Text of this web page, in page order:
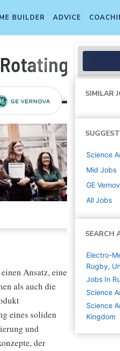
BUILDER ADVICE
Ansatz, eine
als auch die
eines soliden
und
der
SIMILAR
Science
Mid Jobs
GE
All Jobs
SEARCH
Electro-
Rugby,
Jobs In
Science
Science
Kingdom